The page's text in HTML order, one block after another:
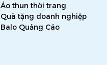
Áo thun thời trang
Quà tặng doanh nghiệp
Balo Quảng Cáo